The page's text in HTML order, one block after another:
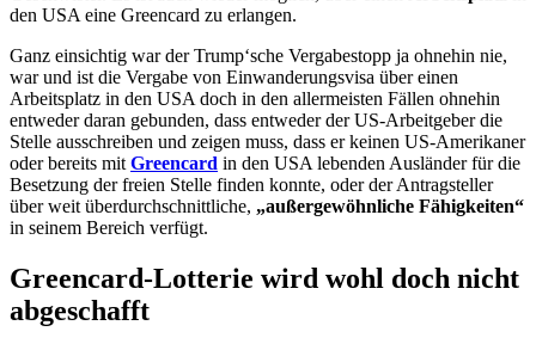
den USA eine Greencard zu erlangen.
Ganz einsichtig war der Trump‘sche Vergabestopp ja ohnehin nie,
war und ist die Vergabe von Einwanderungsvisa über einen
Arbeitsplatz in den USA doch in den allermeisten Fällen ohnehin
entweder daran gebunden, dass entweder der US-Arbeitgeber die
Stelle ausschreiben und zeigen muss, dass er keinen US-Amerikaner
oder bereits mit Greencard in den USA lebenden Ausländer für die
Besetzung der freien Stelle finden konnte, oder der Antragsteller
über weit überdurchschnittliche, „außergewöhnliche Fähigkeiten“
in seinem Bereich verfügt.
Greencard-Lotterie wird wohl doch nicht
abgeschafft